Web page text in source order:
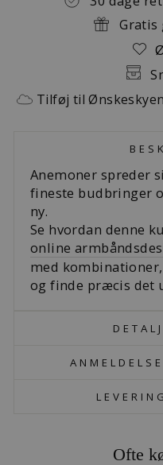
Gratis
Tilføj til Ønskeskyen
Anemoner spreder
fineste budbringer
ny.
Se hvordan denne
online
med
og finde præcis det
Ofte